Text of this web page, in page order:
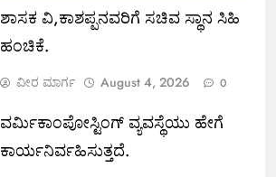
ಶಾಸಕ ವಿ,ಕಾಶಪ್ಪನವರಿಗೆ ಸಚಿವ ಸ್ಥಾನ ಸಿಹಿ
ಹಂಚಿಕೆ.
ವೀರ ಮಾರ್ಗ August 4, 2026 0
ವರ್ಮಿಕಾಂಪೋಸ್ಟಿಂಗ್ ವ್ಯವಸ್ಥೆಯು ಹೇಗೆ
ಕಾರ್ಯನಿರ್ವಹಿಸುತ್ತದೆ.